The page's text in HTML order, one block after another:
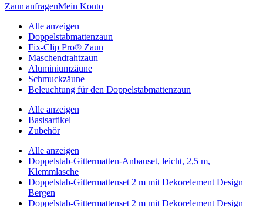
Zaun anfragenMein Konto
Alle anzeigen
Doppelstabmattenzaun
Fix-Clip Pro® Zaun
Maschendrahtzaun
Aluminiumzäune
Schmuckzäune
Beleuchtung für den Doppelstabmattenzaun
Alle anzeigen
Basisartikel
Zubehör
Alle anzeigen
Doppelstab-Gittermatten-Anbauset, leicht, 2,5 m,
Klemmlasche
Doppelstab-Gittermattenset 2 m mit Dekorelement Design
Bergen
Doppelstab-Gittermattenset 2 m mit Dekorelement Design